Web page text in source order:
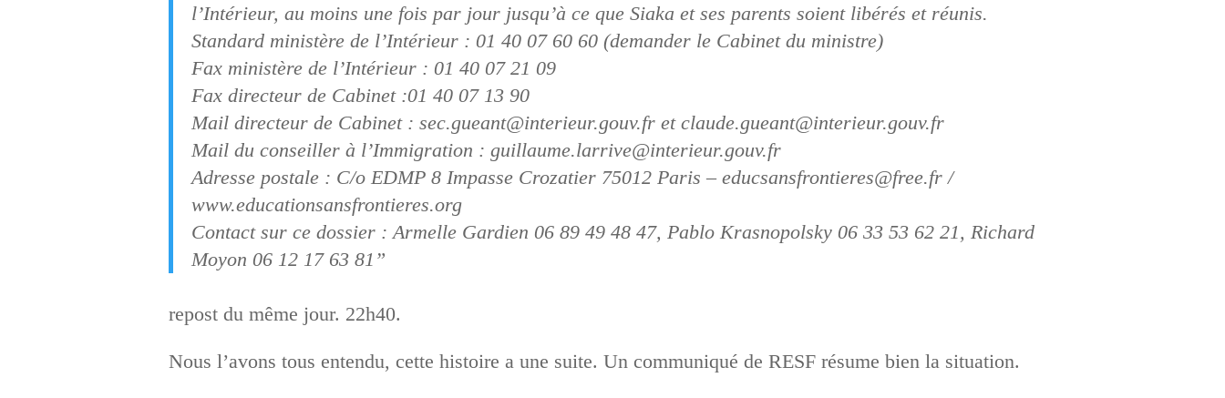
l’Intérieur, au moins une fois par jour jusqu’à ce que Siaka et ses parents soient libérés et réunis.
Standard ministère de l’Intérieur : 01 40 07 60 60 (demander le Cabinet du ministre)
Fax ministère de l’Intérieur : 01 40 07 21 09
Fax directeur de Cabinet :01 40 07 13 90
Mail directeur de Cabinet : sec.gueant@interieur.gouv.fr et claude.gueant@interieur.gouv.fr
Mail du conseiller à l’Immigration : guillaume.larrive@interieur.gouv.fr
Adresse postale : C/o EDMP 8 Impasse Crozatier 75012 Paris – educsansfrontieres@free.fr /
www.educationsansfrontieres.org
Contact sur ce dossier : Armelle Gardien 06 89 49 48 47, Pablo Krasnopolsky 06 33 53 62 21, Richard
Moyon 06 12 17 63 81”
repost du même jour. 22h40.
Nous l’avons tous entendu, cette histoire a une suite. Un communiqué de RESF résume bien la situation.